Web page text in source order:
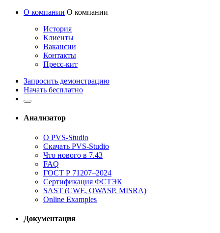
О компании О компании
История
Клиенты
Вакансии
Контакты
Пресс-кит
Запросить демонстрацию
Начать бесплатно
Анализатор
О PVS-Studio
Скачать PVS-Studio
Что нового в 7.43
FAQ
ГОСТ Р 71207–2024
Сертификация ФСТЭК
SAST (CWE, OWASP, MISRA)
Online Examples
Документация